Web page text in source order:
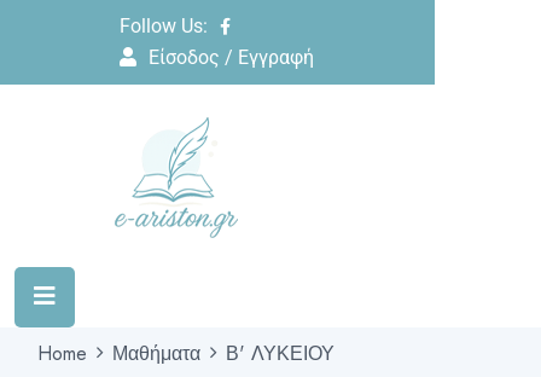
Follow Us:
Είσοδος / Εγγραφή
Home Μαθήματα Β' ΛΥΚΕΙΟΥ